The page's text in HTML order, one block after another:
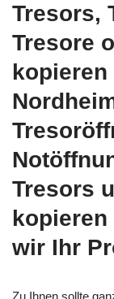
Tresors,
Tresore
Tresors
wir Ihr